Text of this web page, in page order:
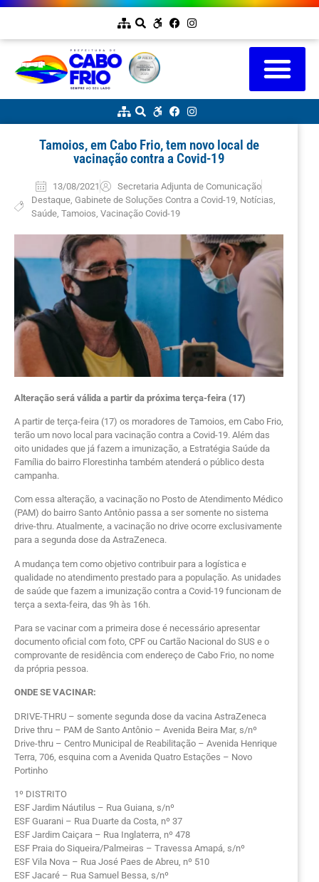
Tamoios, em Cabo Frio, tem novo local de
vacinação contra a Covid-19
13/08/2021
Secretaria Adjunta de Comunicação
Destaque, Gabinete de Soluções Contra a Covid-19, Notícias
Saúde, Tamoios Vacinação Covid-19
Alteração será válida a partir da próxima terça-feira (17)
A partir de terça-feira (17) os moradores de Tamoios, em Cabo Frio,
terão um novo local para vacinação contra a Covid-19. Além das
oito unidades que já fazem a imunização, a Estratégia Saúde da
Família do bairro Florestinha também atenderá o público desta
campanha.
Com essa alteração, a vacinação no Posto de Atendimento Médico
(PAM) do bairro Santo Antônio passa a ser somente no sistema
drive-thru. Atualmente, a vacinação no drive ocorre exclusivamente
para a segunda dose da AstraZeneca.
A mudança tem como objetivo contribuir para a logística e
qualidade no atendimento prestado para a população. As unidades
de saúde que fazem a imunização contra a Covid-19 funcionam de
terça a sexta-feira, das 9h às 16h.
Para se vacinar com a primeira dose é necessário apresentar
documento oficial com foto, CPF ou Cartão Nacional do SUS e o
comprovante de residência com endereço de Cabo Frio, no nome
da própria pessoa.
ONDE SE VACINAR:
DRIVE-THRU – somente segunda dose da vacina AstraZeneca
Drive thru – PAM de Santo Antônio – Avenida Beira Mar, s/nº
Drive-thru – Centro Municipal de Reabilitação – Avenida Henrique
Terra, 706, esquina com a Avenida Quatro Estações – Novo
Portinho
1º DISTRITO
ESF Jardim Náutilus – Rua Guiana, s/nº
ESF Guarani – Rua Duarte da Costa, nº 37
ESF Jardim Caiçara – Rua Inglaterra, nº 478
ESF Praia do Siqueira/Palmeiras – Travessa Amapá, s/nº
ESF Vila Nova – Rua José Paes de Abreu, nº 510
ESF Jacaré – Rua Samuel Bessa, s/nº